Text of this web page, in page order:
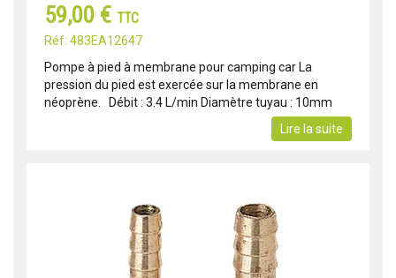
59,00 € TTC
Réf: 483EA12647
Pompe à pied à membrane pour camping car La
pression du pied est exercée sur la membrane en
néoprène. Débit : 3.4 L/min Diamètre tuyau : 10mm
Lire la suite